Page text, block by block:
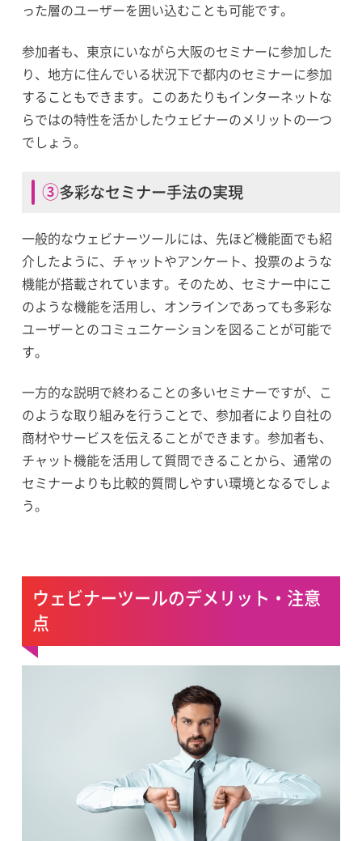
った層のユーザーを囲い込むことも可能です。
参加者も、東京にいながら大阪のセミナーに参加した
り、地方に住んでいる状況下で都内のセミナーに参加
することもできます。このあたりもインターネットな
らではの特性を活かしたウェビナーのメリットの一つ
でしょう。
③多彩なセミナー手法の実現
一般的なウェビナーツールには、先ほど機能面でも紹
介したように、チャットやアンケート、投票のような
機能が搭載されています。そのため、セミナー中にこ
のような機能を活用し、オンラインであっても多彩な
ユーザーとのコミュニケーションを図ることが可能で
す。
一方的な説明で終わることの多いセミナーですが、こ
のような取り組みを行うことで、参加者により自社の
商材やサービスを伝えることができます。参加者も、
チャット機能を活用して質問できることから、通常の
セミナーよりも比較的質問しやすい環境となるでしょ
う。
ウェビナーツールのデメリット・注意
点